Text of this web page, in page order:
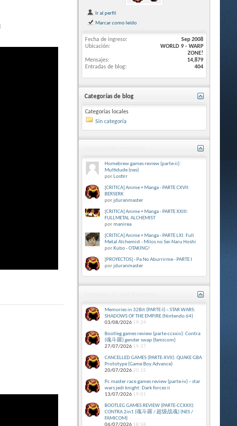
Ir al perfil
Marcar como leído
Fecha de ingreso
Sep 2008
Ubicación
WORLD 9 - WARP
ZONE!
Mensajes
14,879
Entradas de blog
404
Categorías de blog
Categorías locales
Sin categoría
Homebrew games review (parte-ii):
Multidude (nes)
por Lostirr
[CRITICA] Anime + Manga - PARTE CXVII:
BERSERK
porjduranmaster
[CRITICA] Anime + Manga - PARTE XXIII:
FULLMETAL ALCHEMIST
pormanirea
[CRITICA] Anime + Manga - PARTE LXI: Full
Metal Alchemist - Milos no Sei-Naru Hoshi
por Kubo - OTAKING!
[PROYECTOS] - Pa No Aburrirme - PARTE I
porjduranmaster
Memories in 32Bit (PARTE-I) – STAR WARS:
SHADOWS OF THE EMPIRE (Nintendo 64)
03/08/2026 19:24
Bootleg games review (parte-ccxxiv): Contra
(魂斗羅) gender swap (famicom)
27/07/2026 19:37
CANCELLED GAMES (PARTE-XVII): QUAKE GBA
Prototype (Game Boy Advance)
20/07/2026 20:15
Pc master race games review (parte-iv) – star
wars jedi knight: Dark forces ii
13/07/2026 19:01
BOOTLEG GAMES REVIEW (PARTE-CCXXII):
CONTRA 2in1 (魂斗羅 / 超级战魂) (NES /
FAMICOM)
06/07/2026 18:58